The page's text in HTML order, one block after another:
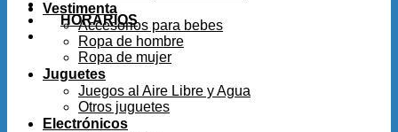
HORARIOS
Vestimenta
Accesorios para bebes
Ropa de hombre
Ropa de mujer
Juguetes
Juegos al Aire Libre y Agua
Otros juguetes
Electrónicos